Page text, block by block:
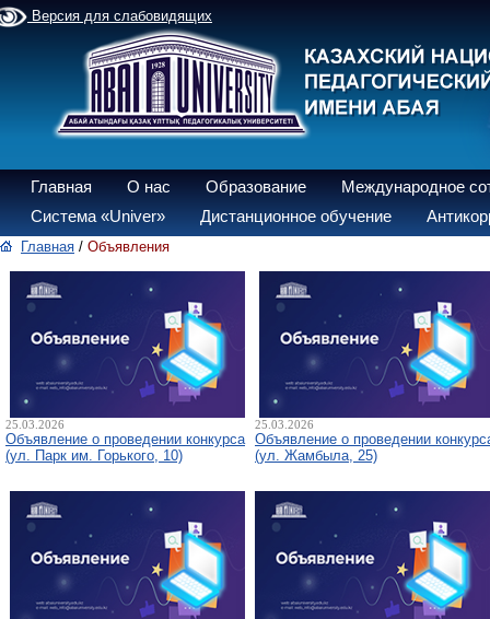
Версия для слабовидящих
Главная О нас Образование
Международное
Система «Univer»
Дистанционное обучение
Главная / Объявления
25.03.2026
Объявление о проведении конкурса
(ул. Парк им. Горького, 10)
25.03.2026
Объявление о проведении
(ул. Жамбыла, 25)